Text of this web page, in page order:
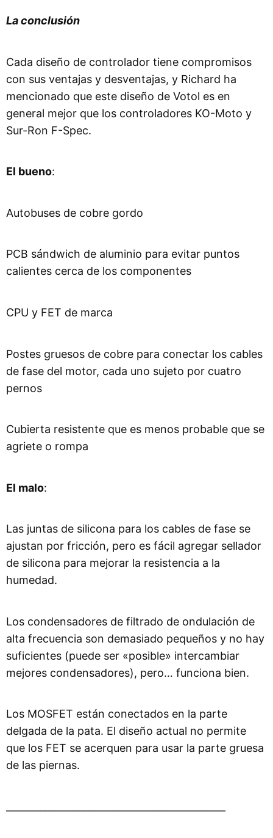
La conclusión
Cada diseño de controlador tiene compromisos
con sus ventajas y desventajas, y Richard ha
mencionado que este diseño de Votol es en
general mejor que los controladores KO-Moto y
Sur-Ron F-Spec.
El bueno:
Autobuses de cobre gordo
PCB sándwich de aluminio para evitar puntos
calientes cerca de los componentes
CPU y FET de marca
Postes gruesos de cobre para conectar los cables
de fase del motor, cada uno sujeto por cuatro
pernos
Cubierta resistente que es menos probable que se
agriete o rompa
El malo:
Las juntas de silicona para los cables de fase se
ajustan por fricción, pero es fácil agregar sellador
de silicona para mejorar la resistencia a la
humedad.
Los condensadores de filtrado de ondulación de
alta frecuencia son demasiado pequeños y no hay
suficientes (puede ser «posible» intercambiar
mejores condensadores), pero… funciona bien.
Los MOSFET están conectados en la parte
delgada de la pata. El diseño actual no permite
que los FET se acerquen para usar la parte gruesa
de las piernas.